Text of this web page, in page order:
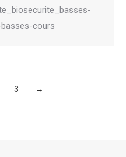
cours
3 →